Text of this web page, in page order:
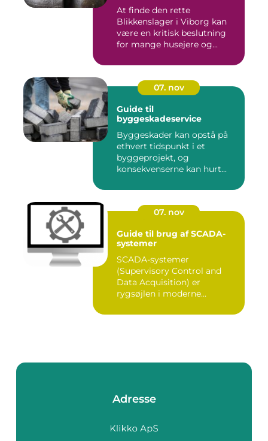
At finde den rette
Blikkenslager i Viborg kan
være en kritisk beslutning
for mange husejere og...
07. nov
Guide til
byggeskadeservice
Byggeskader kan opstå på
ethvert tidspunkt i et
byggeprojekt, og
konsekvenserne kan hurt...
07. nov
Guide til brug af SCADA-
systemer
SCADA-systemer
(Supervisory Control and
Data Acquisition) er
rygsøjlen i moderne
Adresse